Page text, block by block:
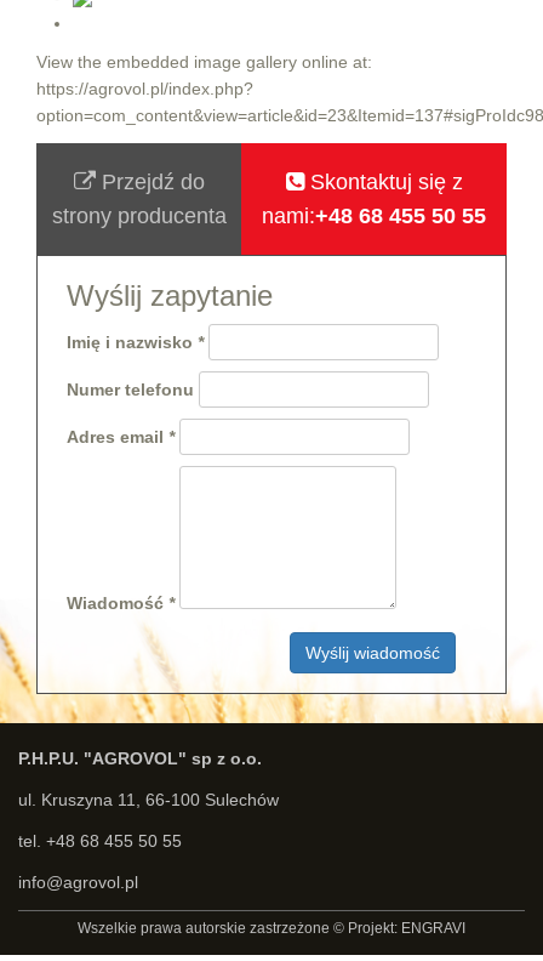
View the embedded image gallery online at:
https://agrovol.pl/index.php?
Przejdź do
strony producenta
Skontaktuj się z
nami:+48 68 455 50 55
Wyślij zapytanie
Imię i nazwisko
Numer telefonu
Adres email
Wiadomość
Wyślij wiadomość
P.H.P.U. "AGROVOL" sp z o.o.
ul. Kruszyna 11, 66-100 Sulechów
tel. +48 68 455 50 55
info@agrovol.pl
Wszelkie prawa autorskie zastrzeżone © Projekt: ENGRAVI